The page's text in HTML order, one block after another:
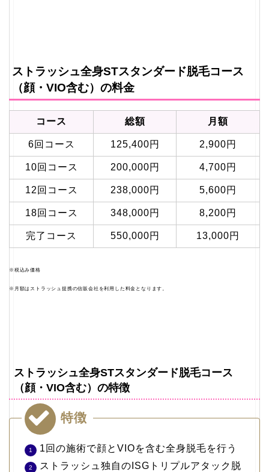
ストラッシュ全身STスタンダード脱毛コース
（顔・VIO含む）の料金
コース 総額 月額
6回コース 125,400円 2,900円
10回コース 200,000円 4,700円
12回コース 238,000円 5,600円
18回コース 348,000円 8,200円
完了コース 550,000円 13,000円
※税込み価格
※月額はストラッシュ提携の信販会社を利用した料金となります。
ストラッシュ全身STスタンダード脱毛コース
（顔・VIO含む）の特徴
特徴
1回の施術で顔とVIOを含む全身脱毛を行う
ストラッシュ独自のISGトリプルアタック脱